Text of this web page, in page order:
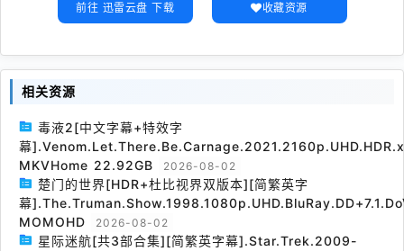
前往 迅雷云盘 下载 收藏资源
相关资源
毒液2[中文字幕+特效字
幕
MKVHome 22.92GB
2026-08-02
楚门的世界[HDR+杜比视界双版本][简繁英字
幕
MOMOHD
2026-08-02
星际迷航[共3部合集][简繁英字幕].Star.Trek.2009-